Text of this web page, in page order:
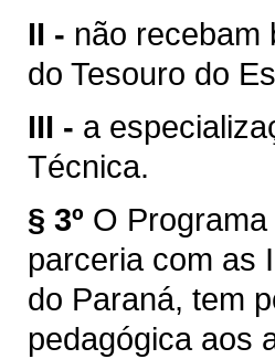
II - não recebam
do Tesouro do
III - a
Técnica.
§ 3º O
parceria com as
do Paraná, tem
pedagógica aos